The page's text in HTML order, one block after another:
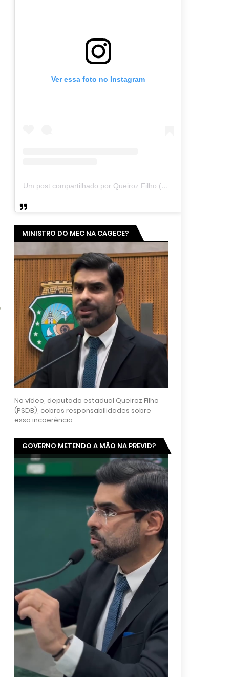
Ver essa foto no Instagram
Um post compartilhado por Queiroz Filho (@queirozmfilho)
MINISTRO DO MEC NA CAGECE?
No vídeo, deputado estadual Queiroz Filho
(PSDB), cobras responsabilidades sobre
essa incoerência
GOVERNO METENDO A MÃO NA PREVID?